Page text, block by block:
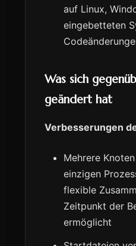
auf Linux,
eingebetteten
Was sich
geändert hat
Verbesserungen
Mehrere
einzigen
flexible
Zeitpunkt der
ermöglicht